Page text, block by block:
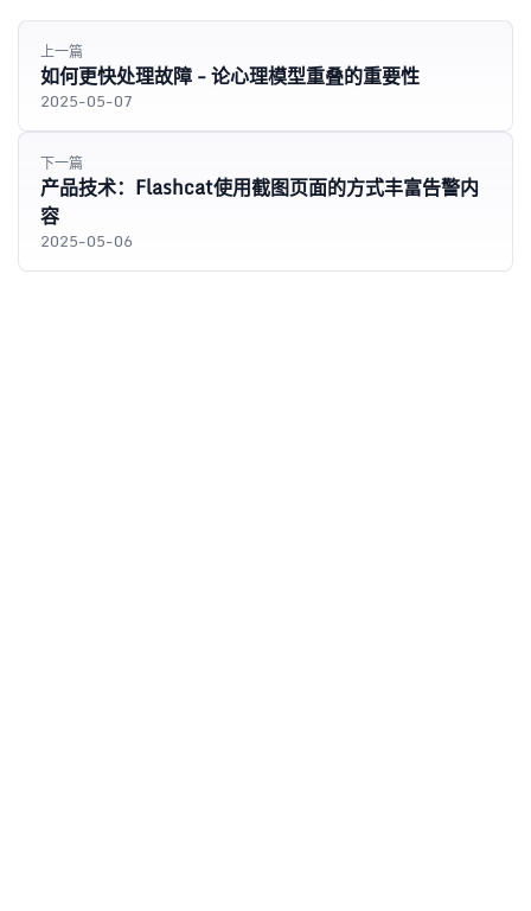
上一篇
如何更快处理故障 - 论心理模型重叠的重要性
2025-05-07
下一篇
产品技术：Flashcat使用截图页面的方式丰富告警内
容
2025-05-06